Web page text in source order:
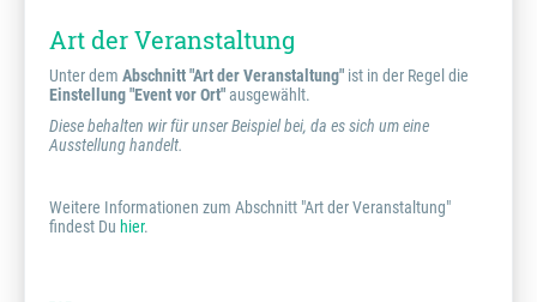
Art der Veranstaltung
Unter dem Abschnitt "Art der Veranstaltung" ist in der Regel die
Einstellung "Event vor Ort"ausgewählt.
Diese behalten wir für unser Beispiel bei, da es sich um eine
Ausstellung handelt.
Weitere Informationen zum Abschnitt "Art der Veranstaltung"
findest Du hier.